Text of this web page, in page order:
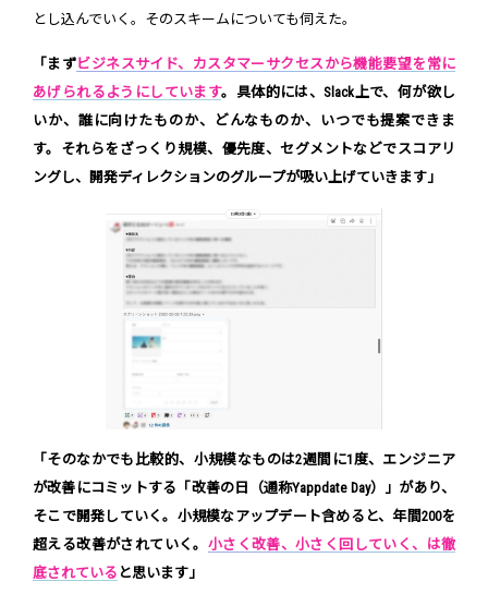
とし込んでいく。そのスキームについても伺えた。
「まずビジネスサイド、カスタマーサクセスから機能要望を常に
あげられるようにしています。具体的には、Slack上で、何が欲し
いか、誰に向けたものか、どんなものか、いつでも提案できま
す。それらをざっくり規模、優先度、セグメントなどでスコアリ
ングし、開発ディレクションのグループが吸い上げていきます」
「そのなかでも比較的、小規模なものは2週間に1度、エンジニア
が改善にコミットする「改善の日（通称Yappdate Day）」があり、
そこで開発していく。小規模なアップデート含めると、年間200を
超える改善がされていく。 小さく改善、小さく回していく、は徹
底されている と思います」